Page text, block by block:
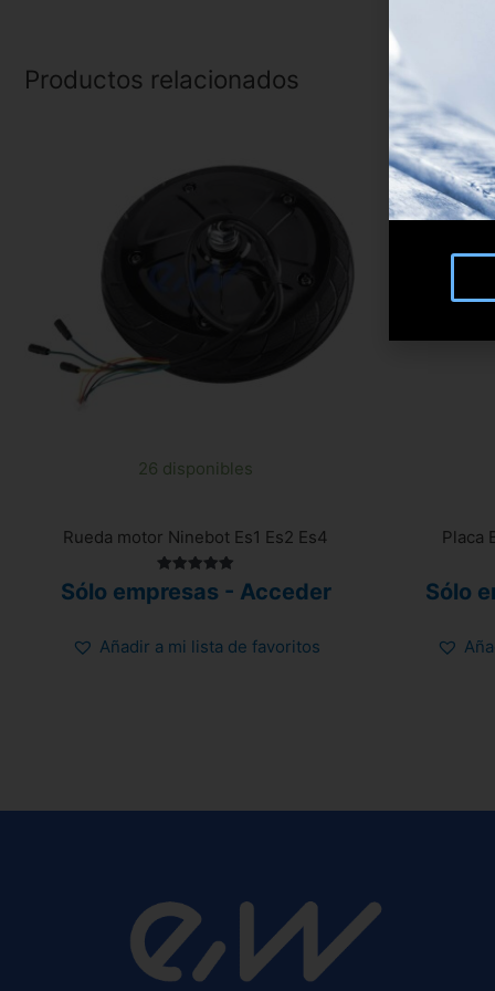
Productos relacionados
26 disponibles
Rueda motor Ninebot Es1 Es2 Es4
con
Sólo empresas - Acceder
Añadir a mi lista de favoritos
Placa
Sólo